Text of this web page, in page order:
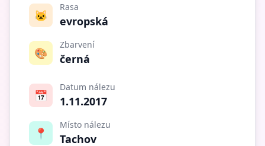
🐱
Rasa
evropská
🎨
Zbarvení
černá
📅
Datum nálezu
1.11.2017
📍
Místo nálezu
Tachov